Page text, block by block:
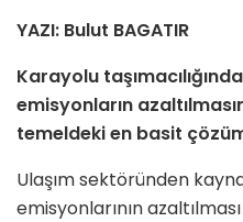
YAZI: Bulut BAGATIR
Karayolu
emisyonların
temeldeki en basit
Ulaşım sektöründen
emisyonlarının